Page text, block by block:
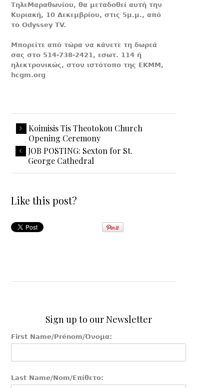
ΤηλεΜαραθωνίου, θα μεταδοθεί αυτή την
Κυριακή, 10 Δεκεμβρίου, στις 5μ.μ., από
το Odyssey TV.
Μπορείτε από τώρα να κάνετε τη δωρεά
σας στο 514-738-2421, εσωτ. 114 ή
ηλεκτρονικώς, στον ιστότοπο της ΕΚΜΜ,
hcgm.org
Koimisis Tis Theotokou Church
Opening Ceremony
JOB POSTING: Sexton for St.
George Cathedral
Like this post?
Sign up to our Newsletter
First Name/Prénom/Όνομα:
Last Name/Nom/Επίθετο: